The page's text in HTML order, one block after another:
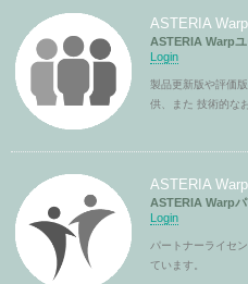
ASTERIA
ASTERIA Warp
Login
製品更新版や評価
供、また 技術的な
ASTERIA
ASTERIA Warp
Login
パートナーライセ
ています。